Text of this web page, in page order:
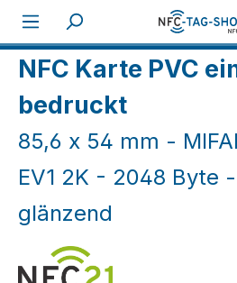
Zum Hauptinhalt springen
NFC
NFC Karte PVC
bedruckt
85,6 x 54 mm -
EV1 2K - 2048 Byte
glänzend